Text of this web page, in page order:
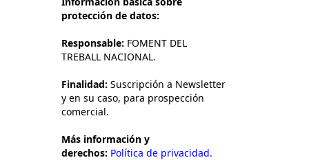
protección de datos:
Responsable: FOMENT DEL
TREBALL NACIONAL.
Finalidad: Suscripción a Newsletter
y en su caso, para prospección
comercial.
Más información y
derechos: Política de privacidad.